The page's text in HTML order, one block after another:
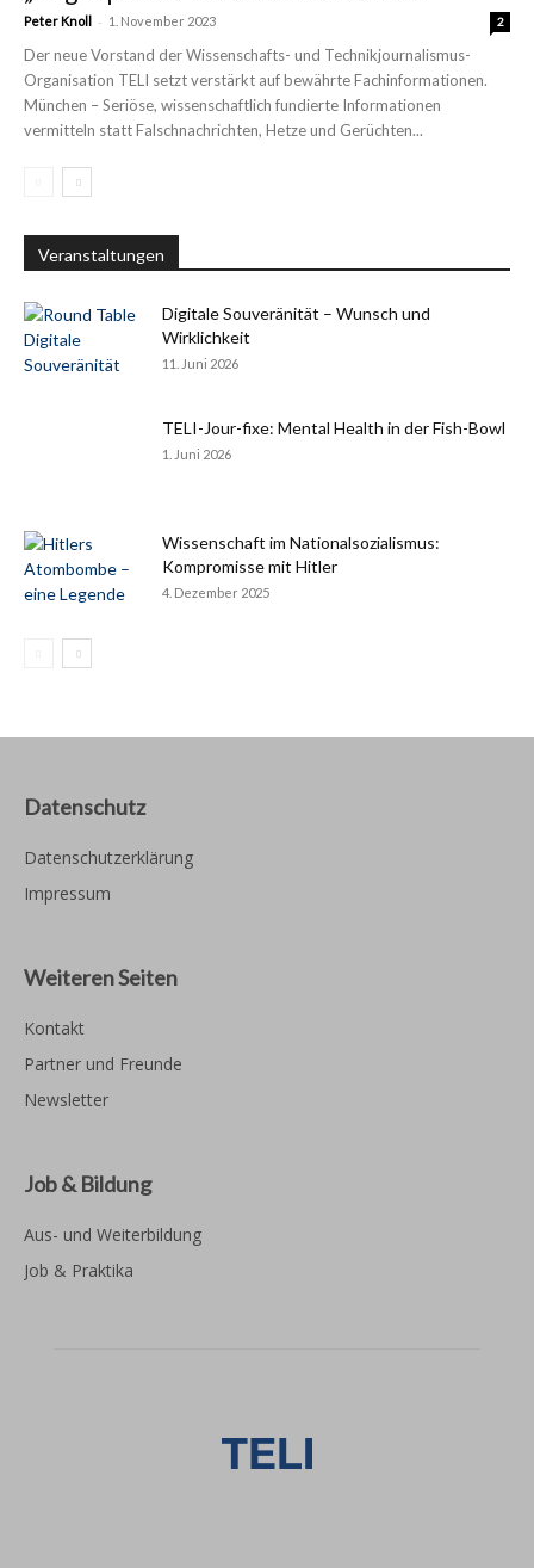
Peter Knoll - 1. November 2023 2
Der neue Vorstand der Wissenschafts- und Technikjournalismus-
Organisation TELI setzt verstärkt auf bewährte Fachinformationen.
München – Seriöse, wissenschaftlich fundierte Informationen
vermitteln statt Falschnachrichten, Hetze und Gerüchten...
Veranstaltungen
Digitale Souveränität – Wunsch und
Wirklichkeit
11. Juni 2026
TELI-Jour-fixe: Mental Health in der Fish-Bowl
1. Juni 2026
Wissenschaft im Nationalsozialismus:
Kompromisse mit Hitler
4. Dezember 2025
Datenschutz
Datenschutzerklärung
Impressum
Weiteren Seiten
Kontakt
Partner und Freunde
Newsletter
Job & Bildung
Aus- und Weiterbildung
Job & Praktika